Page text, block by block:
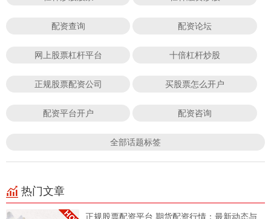
配资查询 配资论坛
网上股票杠杆平台 十倍杠杆炒股
正规股票配资公司 买股票怎么开户
配资平台开户 配资咨询
全部话题标签
热门文章
正规股票配资平台 期货配资行情：最新动态与